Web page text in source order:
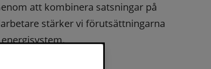
att kombinera satsningar på
stärker vi förutsättningarna